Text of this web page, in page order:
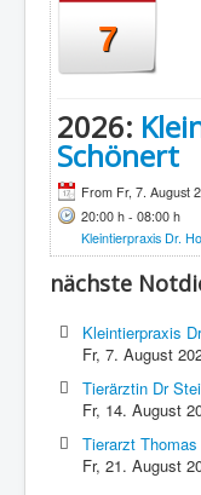
7
2026:
Schönert
From Fr, 7. August
20:00 h - 08:00 h
Kleintierpraxis Dr.
nächste
Kleintierpraxis
Fr, 7. August
Tierärztin Dr
Fr, 14. August
Tierarzt
Fr, 21. August